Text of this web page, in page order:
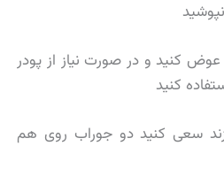
کنید و در صورت نیاز از پودر
کنید
سعی کنید دو جوراب روی هم